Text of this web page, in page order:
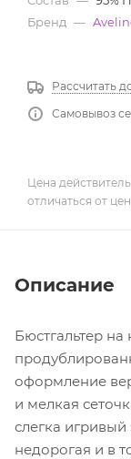
Бренд —
Рассчитать
Самовывоз
Цена
отличаться от
Описание
Бюстгальтер
оформление
и мелкая
слегка
недорогая и в